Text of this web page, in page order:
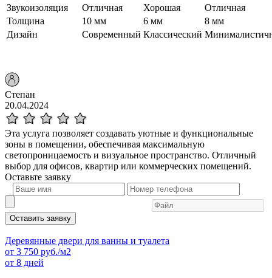
Звукоизоляция
Отличная Хорошая
Отличная
Толщина
10 мм 6 мм
8 мм
Дизайн
Современный Классический
Степан
20.04.2024
Эта услуга позволяет создавать уютные и функциональные
зоны в помещении, обеспечивая максимальную
светопроницаемость и визуальное пространство. Отличный
выбор для офисов, квартир или коммерческих помещений.
Оставьте заявку
Оставить заявку
Деревянные двери для ванны и туалета
от 3 750 руб./м2
от 8 дней